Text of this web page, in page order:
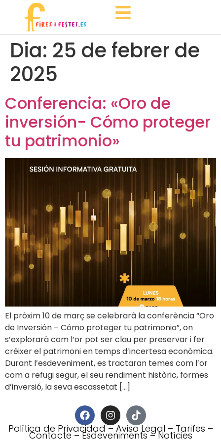
Dia: 25 de febrer de
2025
Conferencia: «Oro de
inversión- Cómo proteger
tu patrimonio»
El pròxim 10 de març se celebrarà la conferència “Oro
de Inversión – Cómo proteger tu patrimonio”, on
s’explorarà com l’or pot ser clau per preservar i fer
créixer el patrimoni en temps d’incertesa econòmica.
Durant l’esdeveniment, es tractaran temes com l’or
com a refugi segur, el seu rendiment històric, formes
d’inversió, la seva escassetat […]
Política de Privacidad–Aviso Legal – Tarifes –
Contacte–Esdeveniments–Notícies